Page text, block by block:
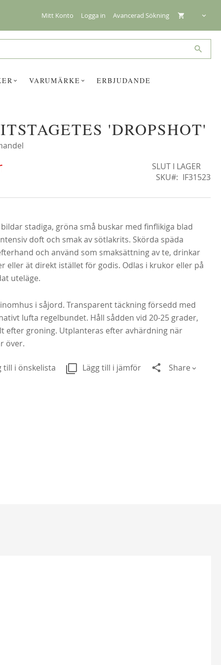
Mitt Konto Logga in Avancerad Sökning
VARUMÄRKE ERBJUDANDE
☓
'DROPSHOT'
SLUT I LAGER
SKU
IF31523
stadiga, gröna små buskar med finflikiga blad
doft och smak av sötlakrits. Skörda späda
och använd som smaksättning av te, drinkar
eller ät direkt istället för godis. Odlas i krukor eller på
uteläge.
i såjord. Transparent täckning försedd med
lufta regelbundet. Håll sådden vid 20-25 grader,
efter groning. Utplanteras efter avhärdning när
över.
till i önskelista Lägg till i jämför Share